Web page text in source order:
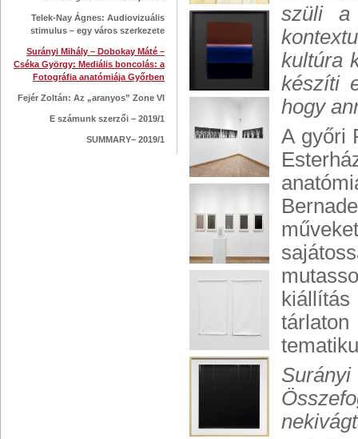
Telek-Nay Ágnes: Audiovizuális
stimulus – egy város szerkezete
Surányi Mihály – Dobokay Máté –
Cséka György: Mediális boncolás: a
Fotográfia anatómiája Győrben
Fejér Zoltán: Az „aranyos” Zone VI
E számunk szerzői – 2019/1
SUMMARY– 2019/1
szüli a
kultúra
készíti
hogy
A győri